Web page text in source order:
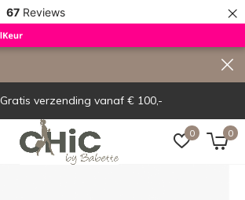
67 Reviews ×
0 0
Gratis verzending vanaf € 100,-